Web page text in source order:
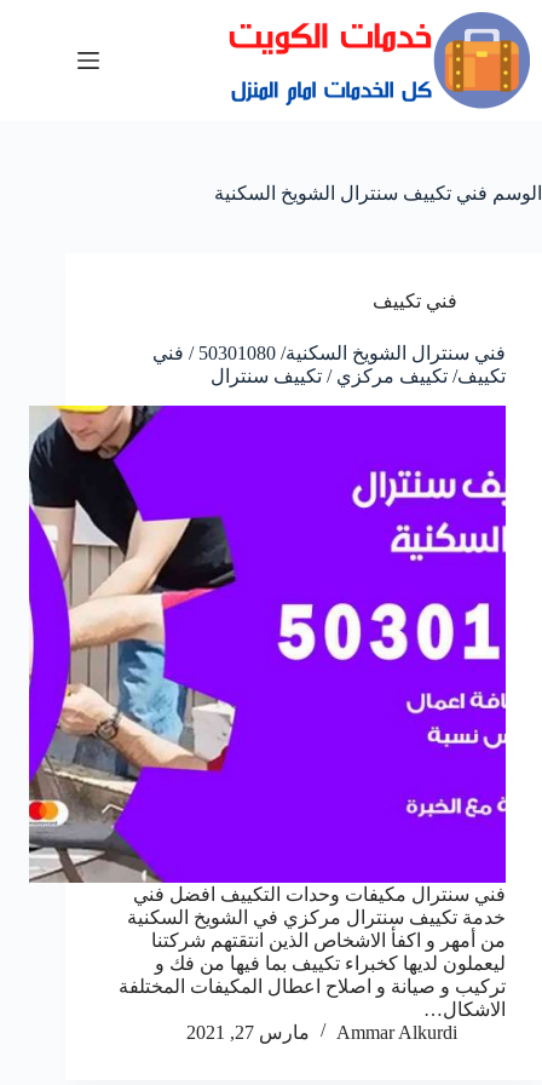
الوسم فني تكييف سنترال الشويخ السكنية
فني تكييف
فني سنترال الشويخ السكنية/ 50301080 / فني
تكييف/ تكييف مركزي / تكييف سنترال
فني سنترال مكيفات وحدات التكييف افضل فني
خدمة تكييف سنترال مركزي في الشويخ السكنية
من أمهر و اكفأ الاشخاص الذين انتقتهم شركتنا
ليعملون لديها كخبراء تكييف بما فيها من فك و
تركيب و صيانة و اصلاح اعطال المكيفات المختلفة
الاشكال…
Ammar Alkurdi
مارس 27, 2021